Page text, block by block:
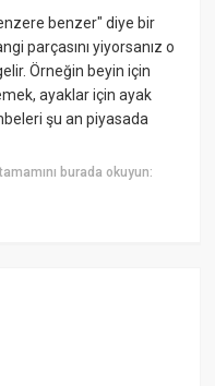
benzer" diye bir
parçasını yiyorsanız o
Örneğin beyin için
ayaklar için ayak
şu an piyasada
burada okuyun: